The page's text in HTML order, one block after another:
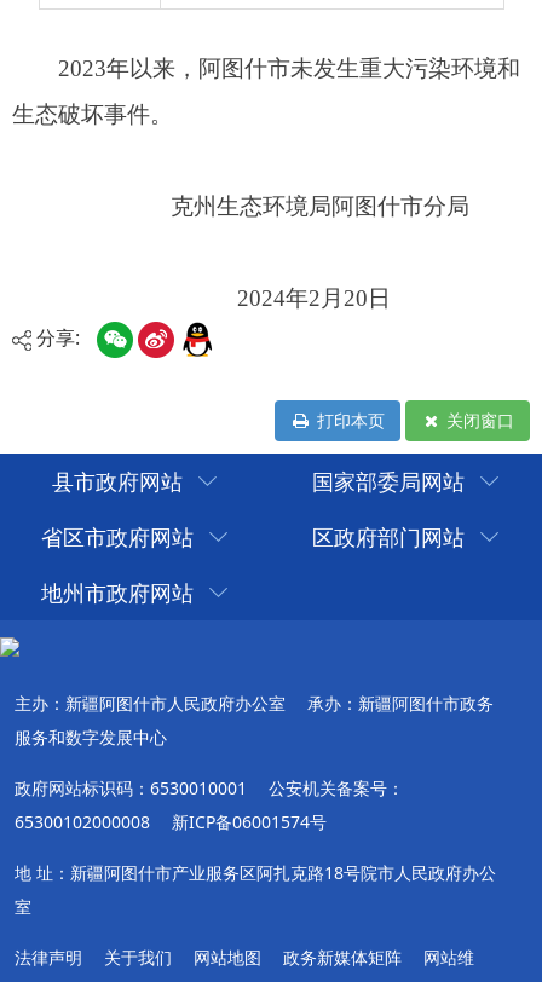
分享:
打印本页 关闭窗口
县市政府网站
国家部委局网站
省区市政府网站
区政府部门网站
地州市政府网站
主办：新疆阿图什市人民政府办公室
承办：新疆阿图什市政务
服务和数字发展中心
政府网站标识码：6530010001
公安机关备案号：
65300102000008
新ICP备06001574号
地 址：新疆阿图什市产业服务区阿扎克路18号院市人民政府办公
室
法律声明 关于我们 网站地图 政务新媒体矩阵
网站维